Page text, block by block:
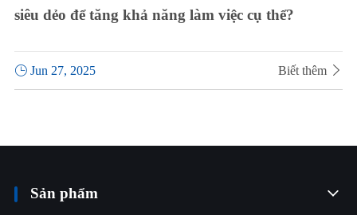
siêu dẻo để tăng khả năng làm việc cụ thể?
Jun 27, 2025 Biết thêm 
Sản phẩm 